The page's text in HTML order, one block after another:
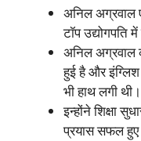
अनिल अग्रवाल
टॉप उद्योगपति
अनिल अग्रवाल
हुई है और
भी हाथ लगी थी।
इन्होंने शिक्षा
प्रयास सफल